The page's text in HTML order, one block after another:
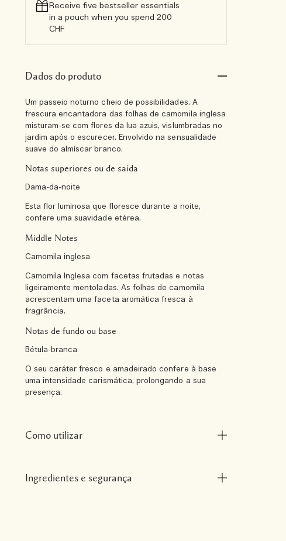
Receive five bestseller essentials
in a pouch when you spend 200
CHF
Dados do produto
Um passeio noturno cheio de possibilidades. A
frescura encantadora das folhas de camomila inglesa
misturam-se com flores da lua azuis, vislumbradas no
jardim após o escurecer. Envolvido na sensualidade
suave do almíscar branco.
Notas superiores ou de saída
Dama-da-noite
Esta flor luminosa que floresce durante a noite,
confere uma suavidade etérea.
Middle Notes
Camomila inglesa
Camomila Inglesa com facetas frutadas e notas
ligeiramente mentoladas. As folhas de camomila
acrescentam uma faceta aromática fresca à
fragrância.
Notas de fundo ou base
Bétula-branca
O seu caráter fresco e amadeirado confere à base
uma intensidade carismática, prolongando a sua
presença.
Como utilizar
Ingredientes e segurança